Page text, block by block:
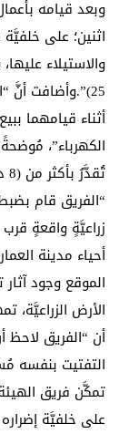
وبعد قيامه
اثنين؛ على
والاستيلاء
25)”.وأضافت
أثناء قيامهما
الكهرباء”،
“الفريق قام
زراعيَّةٍ واقعةٍ
أحياء مدينة
الموقع وجود
الأرض
أن “الفريق لاحظ
التفتيت بنفسه
تمكَّن فريق
على خلفيَّة